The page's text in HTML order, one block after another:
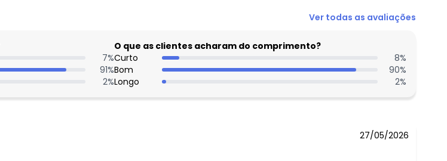
N/D*
N/D*
N/D*
N/D*
R$ 44,9
Ver todas as avaliações
7%
91%
2%
O que as clientes acharam do comprimento?
Curto
8%
Bom
90%
Longo
2%
27/05/2026